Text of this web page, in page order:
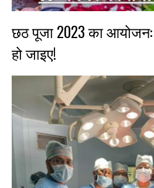
छठ पूजा 2023 का आयोजन:
हो जाइए!